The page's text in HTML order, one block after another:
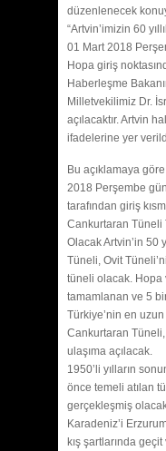
düzenlenecek
“Artvin’imizin 60
01 Mart 2018
Hopa giriş
Haberleşme
Milletvekilimiz Dr.
açılacaktır. Artvin
ifadelerine yer
Bu açıklamaya
2018 Perşembe
tarafından giriş
Cankurtaran Tüneli
Olacak Artvin’in 50
Tüneli, Ovit
tüneli olacak. Hopa
tamamlanan ve 5
Türkiye’nin en
Cankurtaran
ulaşıma açılacak.
1950’li yılların
önce temeli atılan
gerçekleşmiş
Karadeniz’i
kış şartlarında